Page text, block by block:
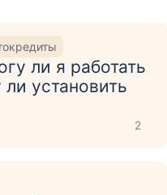
ли я работать
установить
2